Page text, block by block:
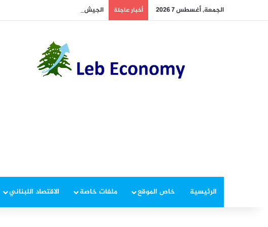
الجمعة, أغسطس 7 2026 أخبار عاجلة الجيش يوقف مطلوبين في إطار ملاحقة
الرئيسية خاص الموقع ملفات خاصة الاقتصاد اللبناني